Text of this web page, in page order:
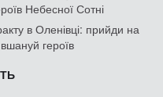
Небесної Сотні
в Оленівці: прийди на
героїв